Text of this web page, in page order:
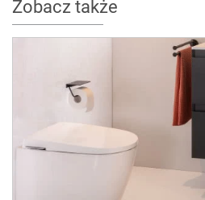
Zobacz także